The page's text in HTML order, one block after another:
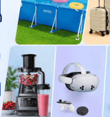
TP-Link Deco X60 V3.20
AX5400 Mesh 3-Pack
1,590
₪
- 1,047